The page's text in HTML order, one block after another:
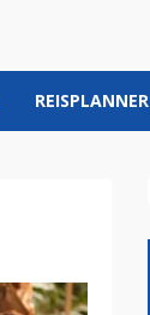
REISPLANNER